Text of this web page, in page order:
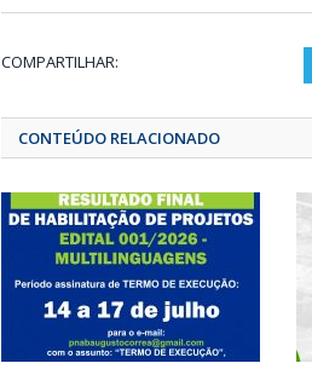
COMPARTILHAR:
CONTEÚDO RELACIONADO